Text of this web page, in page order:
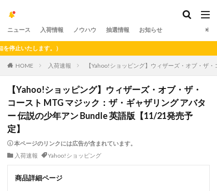
ニュース 入荷情報 ノウハウ 抽選情報 お知らせ
たします。）
HOME 入荷速報 【Yahoo!ショッピング】ウィザーズ・オブ・ザ
【Yahoo!ショッピング】ウィザーズ・オブ・ザ・
コースト MTG マジック：ザ・ギャザリング アバタ
ー 伝説の少年アン Bundle 英語版【11/21発売予
定】
本ページのリンクには広告が含まれています。
入荷速報
Yahoo!ショッピング
商品詳細ページ